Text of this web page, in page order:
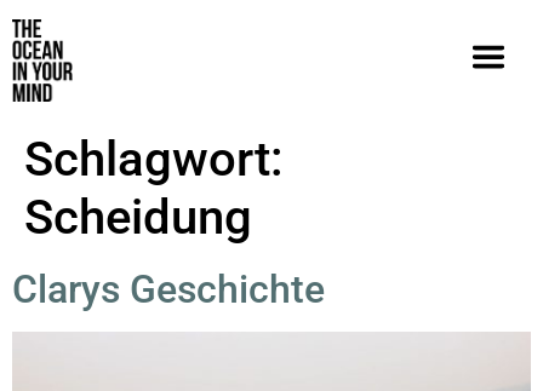
Schlagwort:
Scheidung
Clarys Geschichte